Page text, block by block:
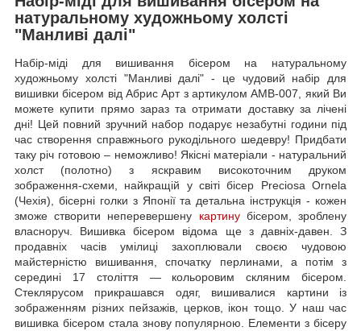
натуральному художньому холсті
"Манливі далі"
Набір-міді для вишивання бісером на натуральному
художньому холсті "Манливі далі" - це чудовий набір для
вишивки бісером від Абрис Арт з артикулом AMB-007, який Ви
можете купити прямо зараз та отримати доставку за лічені
дні! Цей повний зручний набор подарує незабутні години під
час створення справжнього рукодільного шедевру! Придбати
таку річ готовою – неможливо! Якісні матеріали - натуральний
холст (полотно) з яскравим високоточним друком
зображення-схеми, найкращій у світі бісер Preciosa Ornela
(Чехія), бісерні голки з Японії та детальна інструкція - кожен
зможе створити неперевершену картинубісером, зроблену
власноруч. Вишивка бісером відома ще з давніх-давен. З
продавніх часів умілиці захоплювали своєю чудовою
майстерністю вишивання, спочатку перлинами, а потім з
середині 17 століття — кольоровим скляним бісером.
Стеклярусом прикрашався одяг, вишивалися картини із
зображенням різних пейзажів, церков, ікон тощо. У наш час
вишивка бісером стала знову популярною. Елементи з бісеру